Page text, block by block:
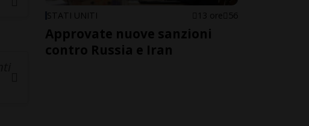
STATI UNITI 13 ore 56
Approvate nuove sanzioni
contro Russia e Iran